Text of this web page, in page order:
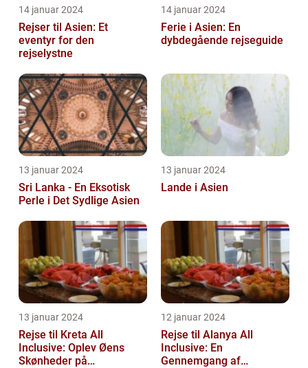
14 januar 2024
Rejser til Asien: Et
eventyr for den
rejselystne
14 januar 2024
Ferie i Asien: En
dybdegående rejseguide
13 januar 2024
Sri Lanka - En Eksotisk
Perle i Det Sydlige Asien
13 januar 2024
Lande i Asien
13 januar 2024
Rejse til Kreta All
Inclusive: Oplev Øens
Skønheder på
12 januar 2024
Rejse til Alanya All
Inclusive: En
Gennemgang af